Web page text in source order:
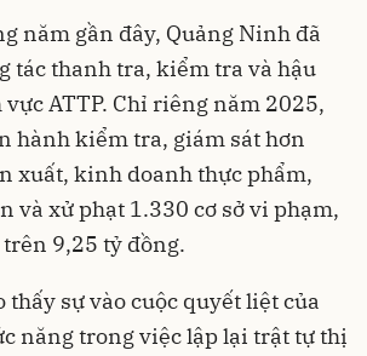
năm gần đây, Quảng Ninh đã
tác thanh tra, kiểm tra và hậu
ATTP. Chỉ riêng năm 2025,
hành kiểm tra, giám sát hơn
xuất, kinh doanh thực phẩm,
và xử phạt 1.330 cơ sở vi phạm,
9,25 tỷ đồng.
thấy sự vào cuộc quyết liệt của
năng trong việc lập lại trật tự thị